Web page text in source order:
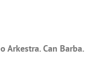
Arkestra. Can Barba.